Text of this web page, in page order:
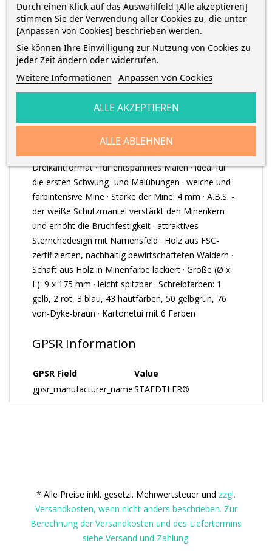
BESCHREIBUNG
ARTIKELDETAILS
Dreikantformat · für entspanntes Malen · ideal für
die ersten Schwung- und Malübungen · weiche und
farbintensive Mine · Stärke der Mine: 4 mm · A.B.S. -
der weiße Schutzmantel verstärkt den Minenkern
und erhöht die Bruchfestigkeit · attraktives
Sternchedesign mit Namensfeld · Holz aus FSC-
zertifizierten, nachhaltig bewirtschafteten Wäldern ·
Schaft aus Holz in Minenfarbe lackiert · Größe (Ø x
L): 9 x 175 mm · leicht spitzbar · Schreibfarben: 1
gelb, 2 rot, 3 blau, 43 hautfarben, 50 gelbgrün, 76
von-Dyke-braun · Kartonetui mit 6 Farben
GPSR Information
GPSR Field
Value
gpsr_manufacturer_nameSTAEDTLER®
* Alle Preise inkl. gesetzl. Mehrwertsteuer und zzgl.
Versandkosten, wenn nicht anders beschrieben. Zur
Berechnung der Versandkosten und des Liefertermins
siehe Versand und Zahlung.
Durch einen Klick auf das Auswahlfeld [Alle akzeptieren]
stimmen Sie der Verwendung aller Cookies zu, die unter
[Anpassen von Cookies] beschrieben werden.
Sie können Ihre Einwilligung zur Nutzung von Cookies zu
jeder Zeit ändern oder widerrufen.
Weitere Informationen Anpassen von Cookies
ALLE ABLEHNEN
ALLE AKZEPTIEREN